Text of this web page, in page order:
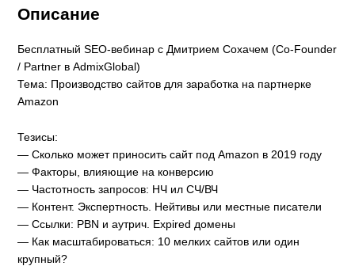
Описание
Бесплатный SEO-вебинар с Дмитрием Сохачем (Co-Founder
/ Partner в AdmixGlobal)
Тема: Производство сайтов для заработка на партнерке
Amazon
Тезисы:
— Сколько может приносить сайт под Amazon в 2019 году
— Факторы, влияющие на конверсию
— Частотность запросов: НЧ ил СЧ/ВЧ
— Контент. Экспертность. Нейтивы или местные писатели
— Ccылки: PBN и аутрич. Expired домены
— Как масштабироваться: 10 мелких сайтов или один
крупный?